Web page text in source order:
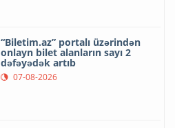
“Biletim.az” portalı üzərindən
onlayn bilet alanların sayı 2
dəfəyədək artıb
07-08-2026